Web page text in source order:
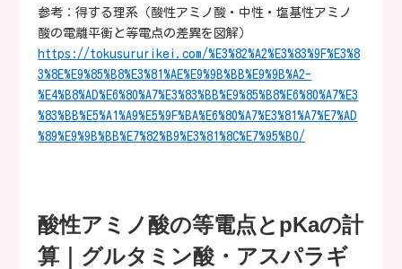
参考：得する理系（酸性アミノ酸・中性・塩基性アミノ
酸の電離平衡と等電点の差異を図解）
https://tokusururikei.com/%E3%82%A2%E3%83%9F%E3%8
3%8E%E9%85%B8%E3%81%AE%E9%9B%BB%E9%9B%A2-
%E4%B8%AD%E6%80%A7%E3%83%BB%E9%85%B8%E6%80%A7%E3
%83%BB%E5%A1%A9%E5%9F%BA%E6%80%A7%E3%81%A7%E7%AD
%89%E9%9B%BB%E7%82%B9%E3%81%8C%E7%95%B0/
酸性アミノ酸の等電点とpKaの計
算｜グルタミン酸・アスパラギ